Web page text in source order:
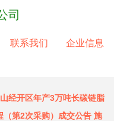
司
联系我们 企业信息
经开区年产3万吨长碳链脂
（第2次采购）成交公告 施